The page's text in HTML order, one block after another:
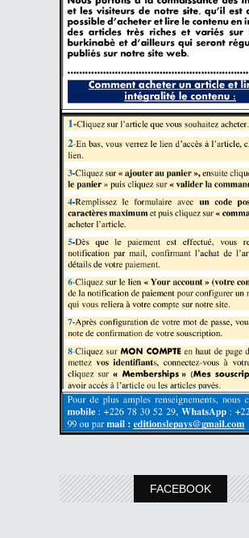
FACEBOOK